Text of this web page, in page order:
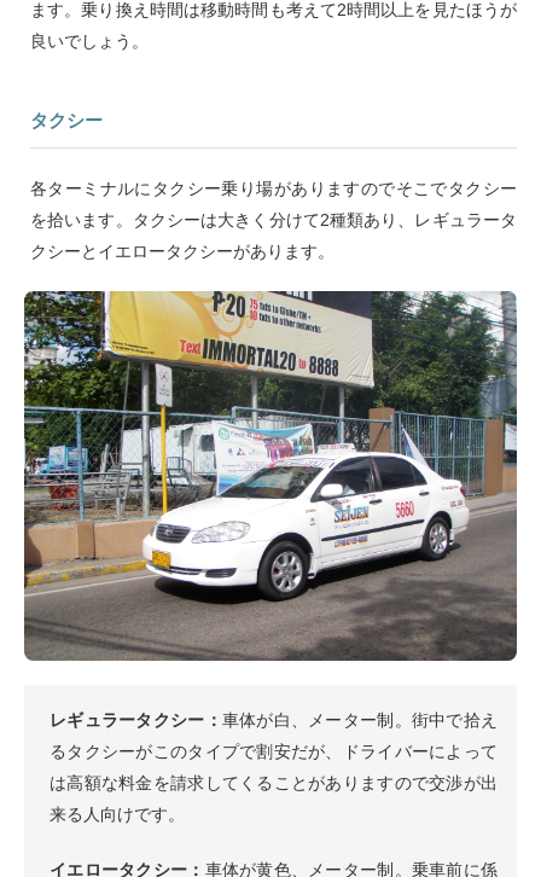
ます。乗り換え時間は移動時間も考えて2時間以上を見たほうが
良いでしょう。
タクシー
各ターミナルにタクシー乗り場がありますのでそこでタクシー
を拾います。タクシーは大きく分けて2種類あり、レギュラータ
クシーとイエロータクシーがあります。
レギュラータクシー： 車体が白、メーター制。街中で拾え
るタクシーがこのタイプで割安だが、ドライバーによって
は高額な料金を請求してくることがありますので交渉が出
来る人向けです。
イエロータクシー： 車体が黄色、メーター制。乗車前に係